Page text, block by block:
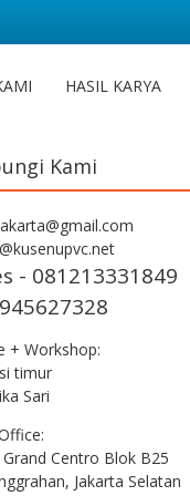
HASIL KARYA
Kami
- 081213331849
+ Workshop:
timur
Sari
Centro Blok B25
Jakarta Selatan